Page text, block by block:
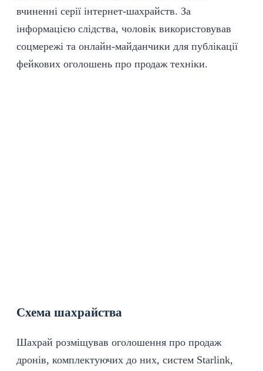
вчиненні серії інтернет-шахрайств. За
інформацією слідства, чоловік використовував
соцмережі та онлайн-майданчики для публікації
фейкових оголошень про продаж техніки.
Схема шахрайства
Шахрай розміщував оголошення про продаж
дронів, комплектуючих до них, систем Starlink,